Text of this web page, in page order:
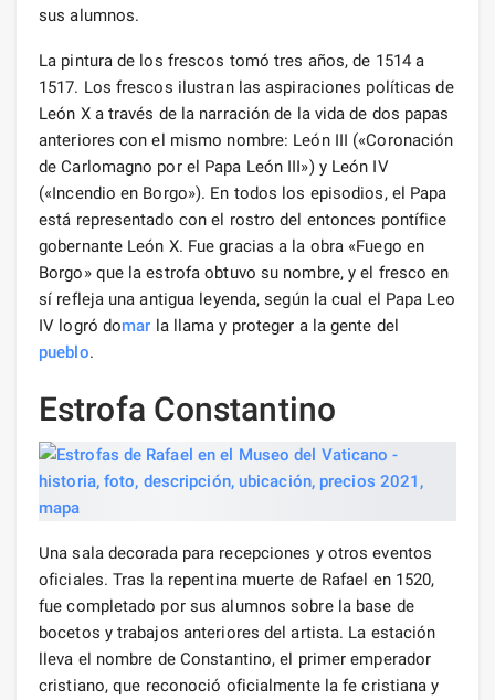
sus alumnos.
La pintura de los frescos tomó tres años, de 1514 a
1517. Los frescos ilustran las aspiraciones políticas de
León X a través de la narración de la vida de dos papas
anteriores con el mismo nombre: León III («Coronación
de Carlomagno por el Papa León III») y León IV
(«Incendio en Borgo»). En todos los episodios, el Papa
está representado con el rostro del entonces pontífice
gobernante León X. Fue gracias a la obra «Fuego en
Borgo» que la estrofa obtuvo su nombre, y el fresco en
sí refleja una antigua leyenda, según la cual el Papa Leo
IV logró domar la llama y proteger a la gente del
pueblo.
Estrofa Constantino
Una sala decorada para recepciones y otros eventos
oficiales. Tras la repentina muerte de Rafael en 1520,
fue completado por sus alumnos sobre la base de
bocetos y trabajos anteriores del artista. La estación
lleva el nombre de Constantino, el primer emperador
cristiano, que reconoció oficialmente la fe cristiana y